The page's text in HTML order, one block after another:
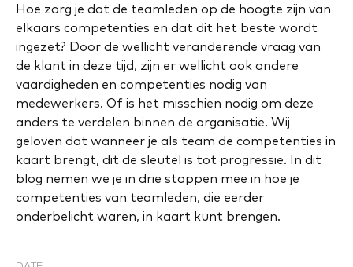
Hoe zorg je dat de teamleden op de hoogte zijn van
elkaars competenties en dat dit het beste wordt
ingezet? Door de wellicht veranderende vraag van
de klant in deze tijd, zijn er wellicht ook andere
vaardigheden en competenties nodig van
medewerkers. Of is het misschien nodig om deze
anders te verdelen binnen de organisatie. Wij
geloven dat wanneer je als team de competenties in
kaart brengt, dit de sleutel is tot progressie. In dit
blog nemen we je in drie stappen mee in hoe je
competenties van teamleden, die eerder
onderbelicht waren, in kaart kunt brengen.